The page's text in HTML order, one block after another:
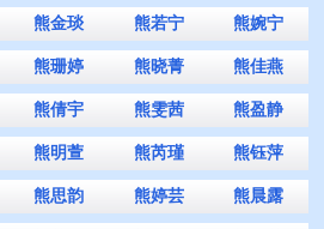
熊金琰 熊若宁 熊婉宁
熊珊婷 熊晓菁 熊佳燕
熊倩宇 熊雯茜 熊盈静
熊明萱 熊芮瑾 熊钰萍
熊思韵 熊婷芸 熊晨露